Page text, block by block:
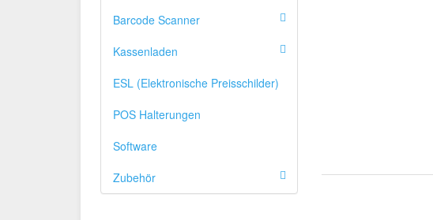
Barcode Scanner
Kassenladen
ESL (Elektronische Preisschilder)
POS Halterungen
Software
Zubehör